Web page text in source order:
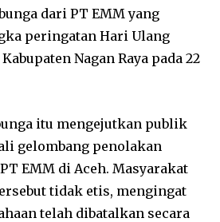
dari PT EMM yang
peringatan Hari Ulang
Nagan Raya pada 22
itu mengejutkan publik
gelombang penolakan
EMM di Aceh. Masyarakat
tidak etis, mengingat
telah dibatalkan secara